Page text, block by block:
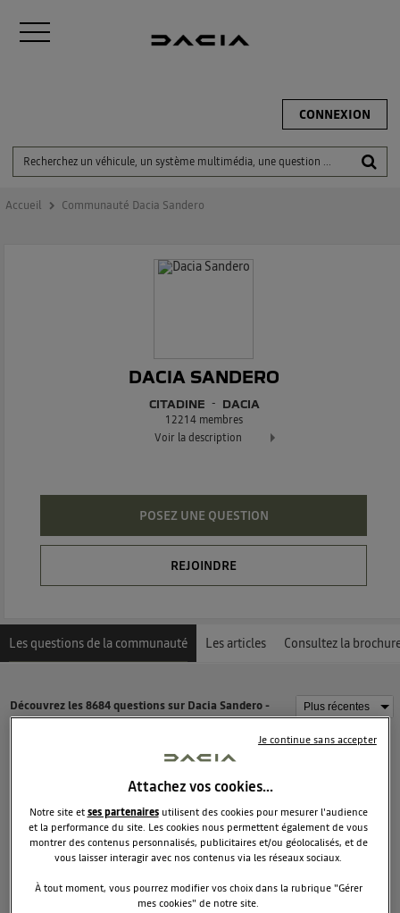
CONNEXION
Accueil Communauté Dacia Sandero
DACIA SANDERO
CITADINE DACIA
12214membres
Voir la description
POSEZ UNE QUESTION
REJOINDRE
Les questions de la communauté Les articles Consultez la
Découvrez les 8684 questions sur Dacia Sandero -
cmoidan
10 novembre 2025
configurer my safety
Bonjour a toutes et tous je possède une sandero
extrème 2025 es ce que une personne sympa
pourrait me detailler les manip pour configurer les
Attachez vos cookies…
Notre site etses partenairesutilisent des cookies pour mesurer l'audience
et la performance du site. Les cookies nous permettent également de vous
montrer des contenus personnalisés, publicitaires et/ou géolocalisés, et de
vous laisser interagir avec nos contenus via les réseaux sociaux.
À tout moment, vous pourrez modifier vos choix dans la rubrique "Gérer
mes cookies" de notre site.
Je continue sans accepter